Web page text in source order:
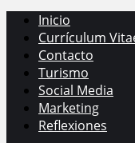
Inicio
Currículum
Contacto
Turismo
Social Media
Marketing
Reflexiones